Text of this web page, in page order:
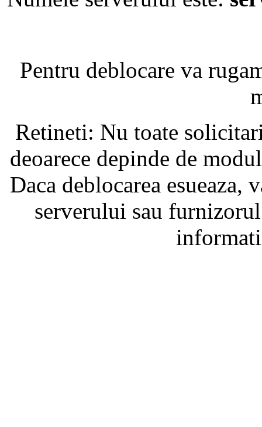
Pentru deblocare va
Retineti: Nu toate
deoarece depinde de
Daca deblocarea
serverului sau